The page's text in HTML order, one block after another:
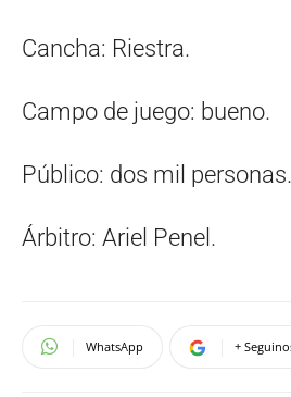
Cancha: Riestra.
Campo de juego: bueno.
Público: dos mil personas.
Árbitro: Ariel Penel.
WhatsApp +